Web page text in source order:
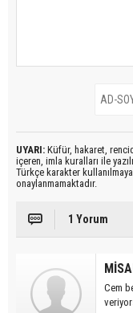
UYARI: Küfür, hakaret,
içeren, imla kuralları ile
Türkçe karakter
onaylanmamaktadır.
1 Yorum
Cem